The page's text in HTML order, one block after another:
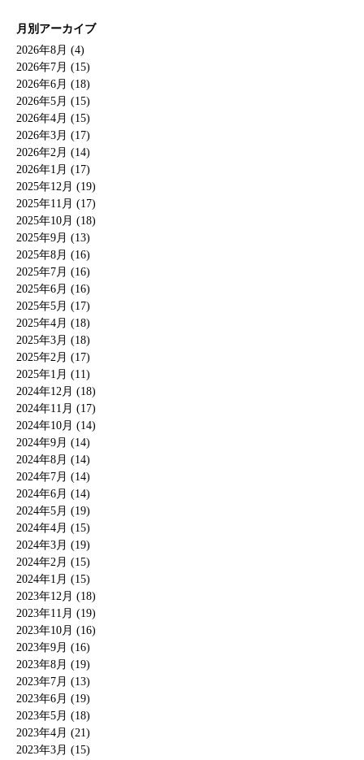
月別アーカイブ
2026年8月 (4)
2026年7月 (15)
2026年6月 (18)
2026年5月 (15)
2026年4月 (15)
2026年3月 (17)
2026年2月 (14)
2026年1月 (17)
2025年12月 (19)
2025年11月 (17)
2025年10月 (18)
2025年9月 (13)
2025年8月 (16)
2025年7月 (16)
2025年6月 (16)
2025年5月 (17)
2025年4月 (18)
2025年3月 (18)
2025年2月 (17)
2025年1月 (11)
2024年12月 (18)
2024年11月 (17)
2024年10月 (14)
2024年9月 (14)
2024年8月 (14)
2024年7月 (14)
2024年6月 (14)
2024年5月 (19)
2024年4月 (15)
2024年3月 (19)
2024年2月 (15)
2024年1月 (15)
2023年12月 (18)
2023年11月 (19)
2023年10月 (16)
2023年9月 (16)
2023年8月 (19)
2023年7月 (13)
2023年6月 (19)
2023年5月 (18)
2023年4月 (21)
2023年3月 (15)